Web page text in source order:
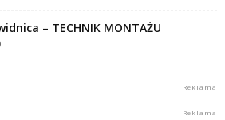
– TECHNIK MONTAŻU